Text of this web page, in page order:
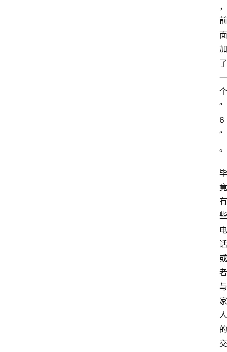
，
前
面
加
了
一
个
“
6
”
。
毕
竟
有
些
电
话
或
者
与
家
人
的
交